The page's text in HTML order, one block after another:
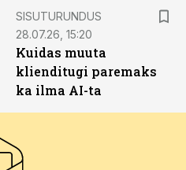
SISUTURUNDUS
28.07.26, 15:20
Kuidas muuta
klienditugi paremaks
ka ilma AI-ta